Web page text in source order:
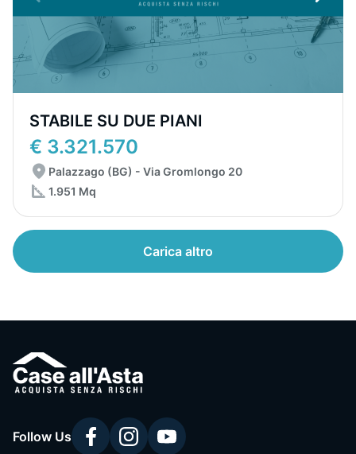
STABILE SU DUE PIANI
€ 3.321.570
Palazzago (BG) - Via Gromlongo 20
1.951 Mq
Carica altro
Follow Us